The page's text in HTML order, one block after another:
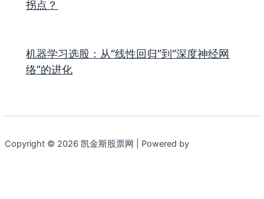
拐点？
机器学习选股：从“线性回归”到“深度神经网
络”的进化
Copyright © 2026 凯金斯股票网 | Powered by